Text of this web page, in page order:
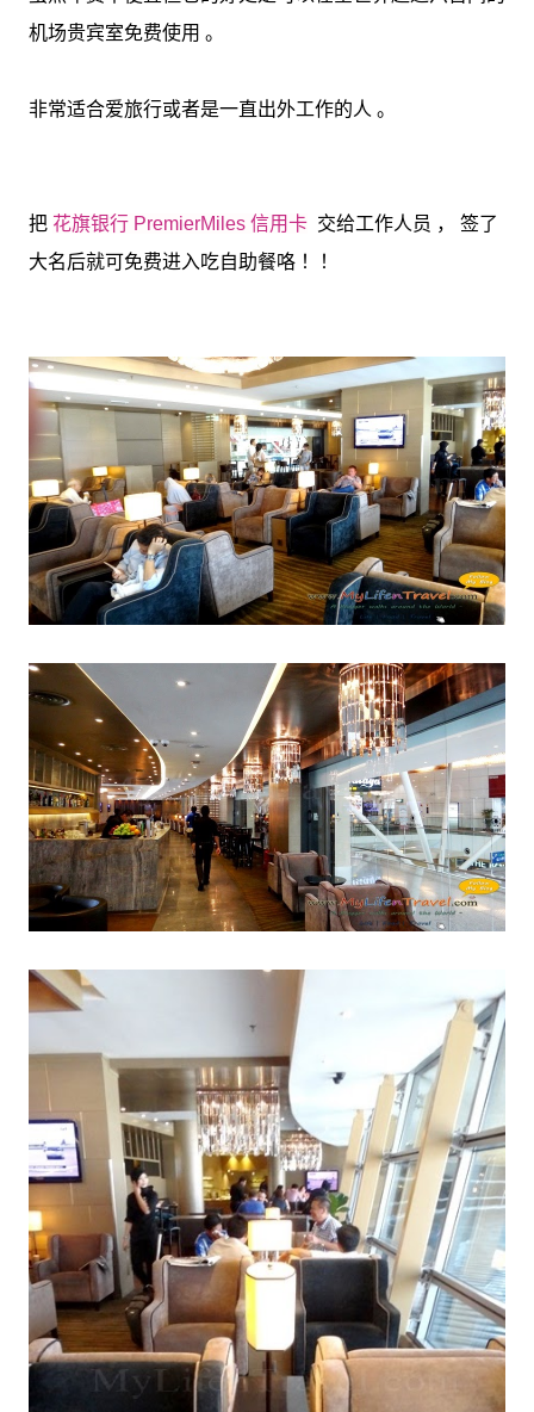
机场贵宾室免费使用 。
非常适合爱旅行或者是一直出外工作的人 。
把 花旗银行 PremierMiles 信用卡 交给工作人员 ， 签了
大名后就可免费进入吃自助餐咯 ！！